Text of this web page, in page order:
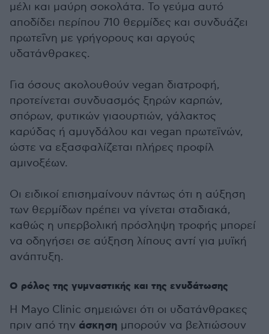
μέλι και μαύρη σοκολάτα. Το γεύμα αυτό
αποδίδει περίπου 710 θερμίδες και συνδυάζει
πρωτεΐνη με γρήγορους και αργούς
υδατάνθρακες.
Για όσους ακολουθούν vegan διατροφή,
προτείνεται συνδυασμός ξηρών καρπών,
σπόρων, φυτικών γιαουρτιών, γάλακτος
καρύδας ή αμυγδάλου και vegan πρωτεϊνών,
ώστε να εξασφαλίζεται πλήρες προφίλ
αμινοξέων.
Οι ειδικοί επισημαίνουν πάντως ότι η αύξηση
των θερμίδων πρέπει να γίνεται σταδιακά,
καθώς η υπερβολική πρόσληψη τροφής μπορεί
να οδηγήσει σε αύξηση λίπους αντί για μυϊκή
ανάπτυξη.
Ο ρόλος της γυμναστικής και της ενυδάτωσης
Η Mayo Clinic σημειώνει ότι οι υδατάνθρακες
πριν από την άσκηση μπορούν να βελτιώσουν